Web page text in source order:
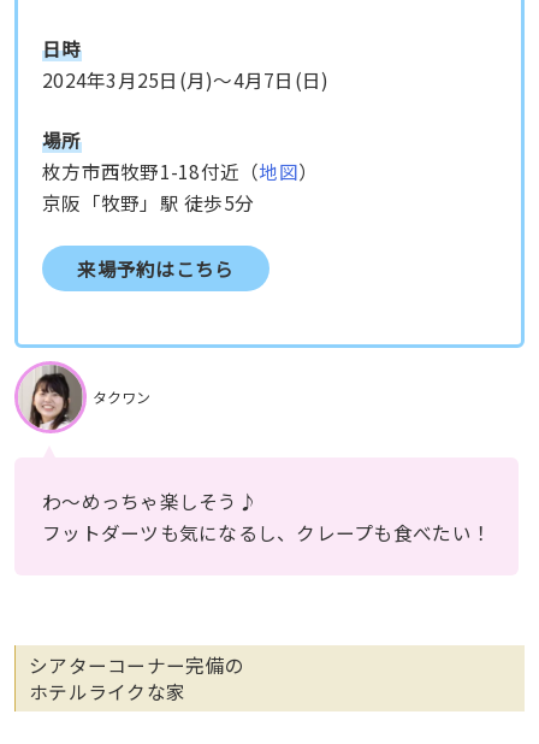
日時
2024年3月25日(月)〜4月7日(日)
場所
枚方市西牧野1-18付近（地図）
京阪「牧野」駅 徒歩5分
来場予約はこちら
タクワン
わ〜めっちゃ楽しそう♪
フットダーツも気になるし、クレープも食べたい！
シアターコーナー完備の
ホテルライクな家